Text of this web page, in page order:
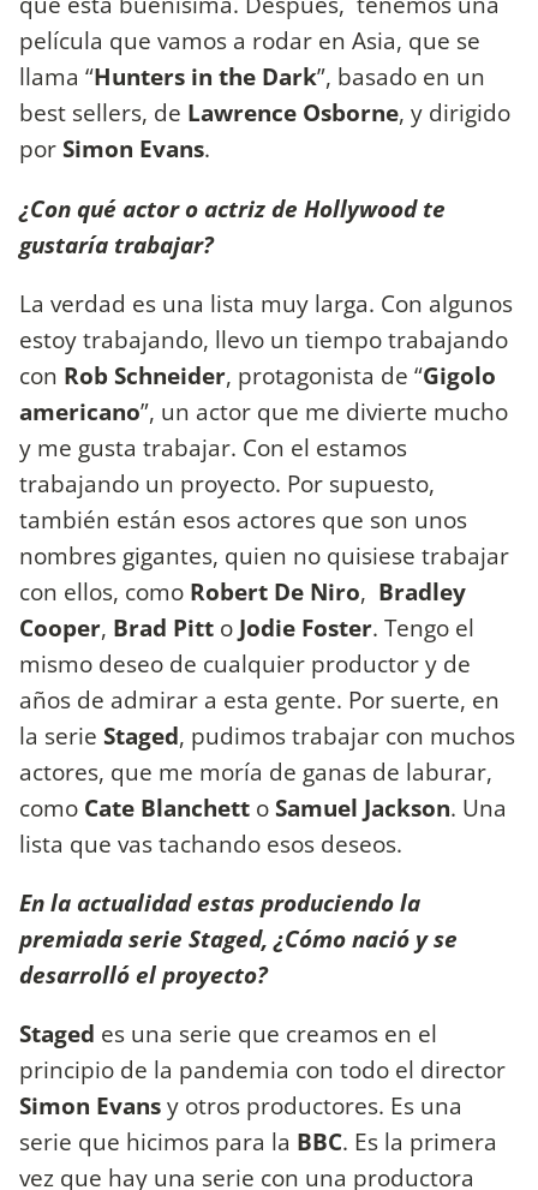
película que vamos a rodar en Asia, que se
llama “Hunters in the Dark”, basado en un
best sellers, de Lawrence Osborne, y dirigido
porSimon Evans.
¿Con qué actor o actriz de Hollywood te
gustaría trabajar?
La verdad es una lista muy larga. Con algunos
estoy trabajando, llevo un tiempo trabajando
con Rob Schneider, protagonista de “Gigolo
americano”, un actor que me divierte mucho
y me gusta trabajar. Con el estamos
trabajando un proyecto. Por supuesto,
también están esos actores que son unos
nombres gigantes, quien no quisiese trabajar
con ellos, como Robert De Niro, Bradley
Cooper, Brad Pitt o Jodie Foster. Tengo el
mismo deseo de cualquier productor y de
años de admirar a esta gente. Por suerte, en
la serie Staged, pudimos trabajar con muchos
actores, que me moría de ganas de laburar,
como Cate Blanchett oSamuel Jackson. Una
lista que vas tachando esos deseos.
En la actualidad estas produciendo la
premiada serie Staged, ¿Cómo nació y se
desarrolló el proyecto?
Staged es una serie que creamos en el
principio de la pandemia con todo el director
Simon Evansy otros productores. Es una
serie que hicimos para la BBC. Es la primera
vez que hay una serie con una productora